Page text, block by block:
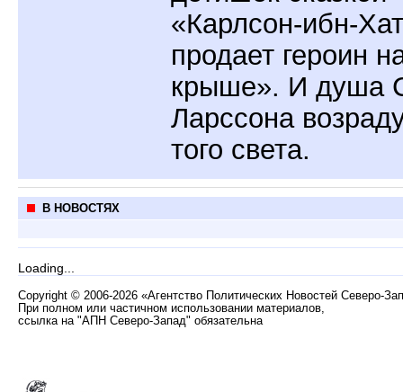
«Карлсон-ибн-
продает героин
крыше». И душа
Ларссона
того света.
В НОВОСТЯХ
Loading...
Copyright © 2006-2026 «Агентство Политических Новостей Северо-
При полном или частичном использовании материалов,
ссылка на "АПН Северо-Запад" обязательна